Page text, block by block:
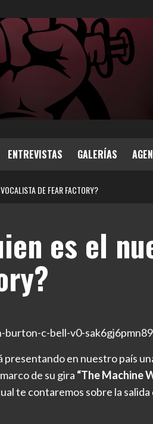
ENTREVISTAS GALERÍAS
DE FEAR FACTORY?
es el
presentando en nuestro país
de su gira “The Machine
te contaremos sobre la